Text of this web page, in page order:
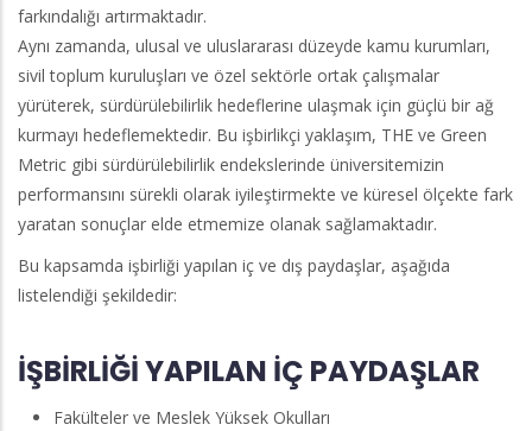
farkındalığı artırmaktadır.
Aynı zamanda, ulusal ve uluslararası düzeyde kamu kurumları,
sivil toplum kuruluşları ve özel sektörle ortak çalışmalar
yürüterek, sürdürülebilirlik hedeflerine ulaşmak için güçlü bir ağ
kurmayı hedeflemektedir. Bu işbirlikçi yaklaşım, THE ve Green
Metric gibi sürdürülebilirlik endekslerinde üniversitemizin
performansını sürekli olarak iyileştirmekte ve küresel ölçekte fark
yaratan sonuçlar elde etmemize olanak sağlamaktadır.
Bu kapsamda işbirliği yapılan iç ve dış paydaşlar, aşağıda
listelendiği şekildedir:
İŞBİRLİĞİ YAPILAN İÇ PAYDAŞLAR
Fakülteler ve Meslek Yüksek Okulları